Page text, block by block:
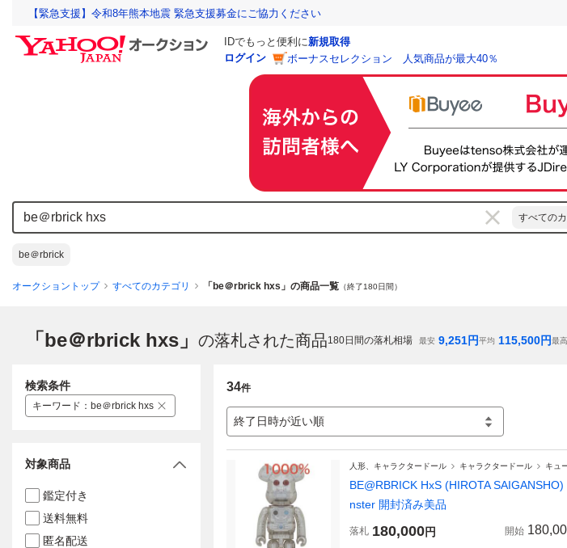
【緊急支援】令和8年熊本地震 緊急支援募金にご協力ください
IDでもっと便利に新規取得
ログイン
ボーナスセレクション 人気商品が最大40％
すべての
be＠rbrick
オークショントップ すべてのカテゴリ 「be＠rbrick hxs」の商品一覧 （終了180日間）
「be＠rbrick hxs」 の落札された商品180日間の落札相場 最安 9,251円平均 115,500円最高
34件
終了日時が近い順
人形、キャラクタードール キャラクタードール キュ
BE@RBRICK HxS (HIROTA
nster 開封済み美品
落札 180,000円 開始
検索条件
キーワード ： be＠rbrick hxs
対象商品
鑑定付き
送料無料
匿名配送